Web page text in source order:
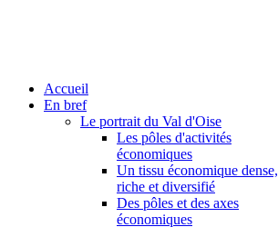
Accueil
En bref
Le portrait du Val d'Oise
Les pôles d'activités
économiques
Un tissu économique dense,
riche et diversifié
Des pôles et des axes
économiques